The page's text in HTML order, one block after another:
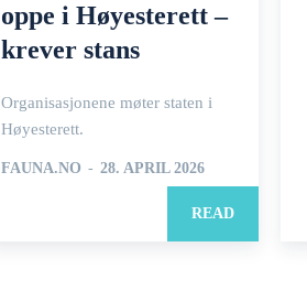
oppe i Høyesterett –
krever stans
Organisasjonene møter staten i
Høyesterett.
FAUNA.NO - 28. APRIL 2026
READ